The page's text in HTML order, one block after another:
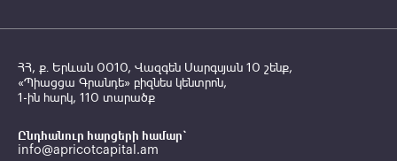
ՀՀ, ք․ Երևան 0010, Վազգեն Սարգսյան 10 շենք,
«Պիացցա Գրանդե» բիզնես կենտրոն,
1-ին հարկ, 110 տարածք
Ընդհանուր հարցերի համար`
info@apricotcapital.am